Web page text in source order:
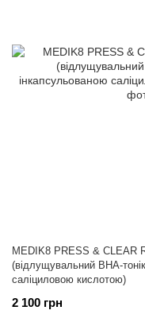
MEDIK8 PRESS & CLEAR
(відлущувальний ВНА-
саліциловою кислотою)
2 100 грн